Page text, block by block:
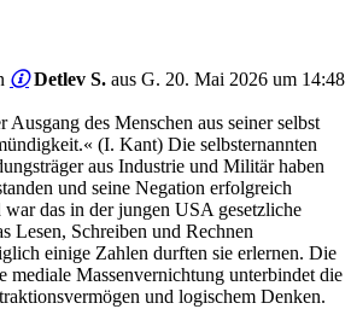
Detlev S. aus G. 20. Mai 2026 um 14:48
des Menschen aus seiner selbst
(I. Kant) Die selbsternannten
aus Industrie und Militär haben
und seine Negation erfolgreich
das in der jungen USA gesetzliche
Lesen, Schreiben und Rechnen
einige Zahlen durften sie erlernen. Die
mediale Massenvernichtung unterbindet die
und logischem Denken.